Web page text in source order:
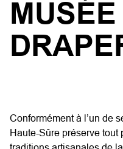
Conformément à l’un de
Haute-Sûre préserve